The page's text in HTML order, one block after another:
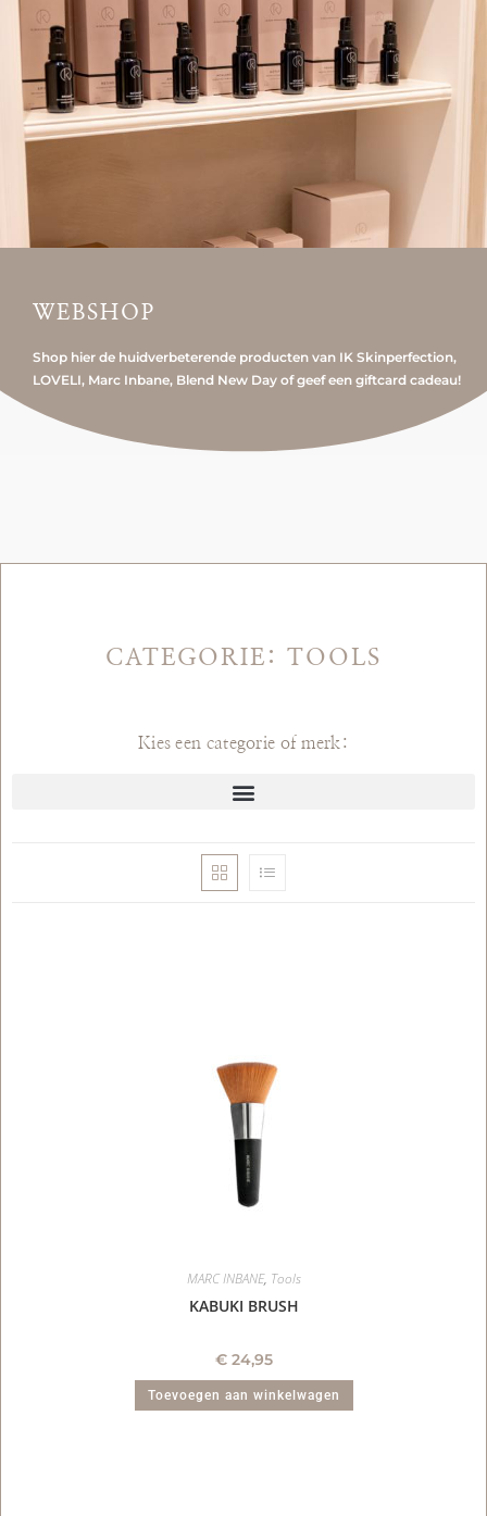
WEBSHOP
Shop hier de huidverbeterende producten van IK Skinperfection,
LOVELI, Marc Inbane, Blend New Day of geef een giftcard cadeau!
CATEGORIE: TOOLS
Kies een categorie of merk:
MARC INBANE, Tools
KABUKI BRUSH
€24,95
Toevoegen aan winkelwagen